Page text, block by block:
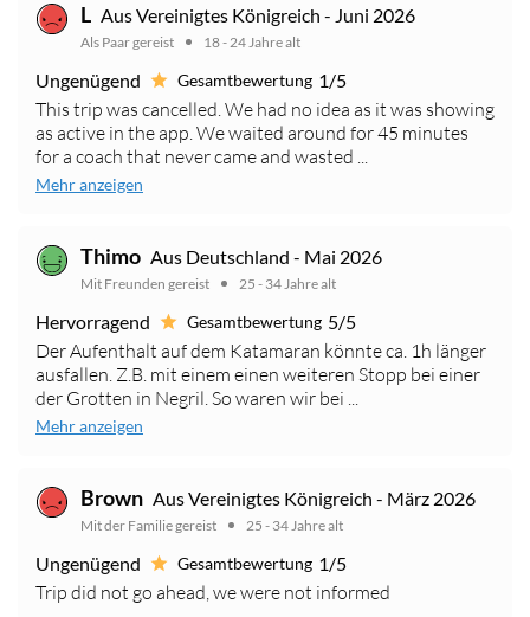
L Aus Vereinigtes Königreich - Juni 2026
Als Paar gereist 18 - 24 Jahre alt
Ungenügend Gesamtbewertung 1/5
This trip was cancelled. We had no idea as it was showing
as active in the app. We waited around for 45 minutes
for a coach that never came and wasted ...
Mehr anzeigen
Thimo Aus Deutschland - Mai 2026
Mit Freunden gereist 25 - 34 Jahre alt
Hervorragend Gesamtbewertung 5/5
Der Aufenthalt auf dem Katamaran könnte ca. 1h länger
ausfallen. Z.B. mit einem einen weiteren Stopp bei einer
der Grotten in Negril. So waren wir bei ...
Mehr anzeigen
Brown Aus Vereinigtes Königreich - März 2026
Mit der Familie gereist 25 - 34 Jahre alt
Ungenügend Gesamtbewertung 1/5
Trip did not go ahead, we were not informed